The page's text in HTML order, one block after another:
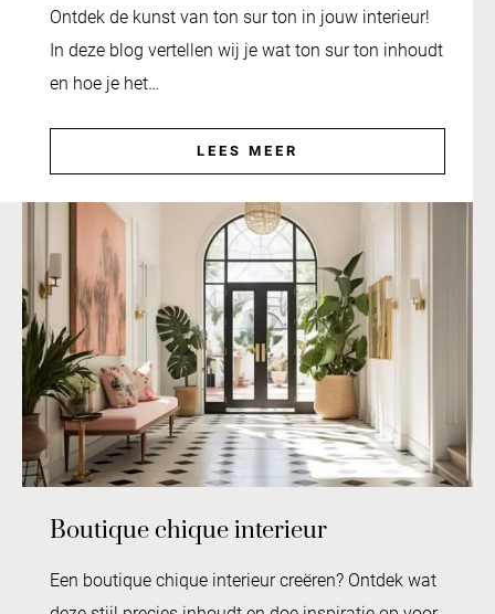
Ontdek de kunst van ton sur ton in jouw interieur!
In deze blog vertellen wij je wat ton sur ton inhoudt
en hoe je het…
LEES MEER
Boutique chique interieur
Een boutique chique interieur creëren? Ontdek wat